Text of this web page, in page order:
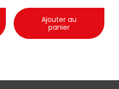
Ajouter au
panier